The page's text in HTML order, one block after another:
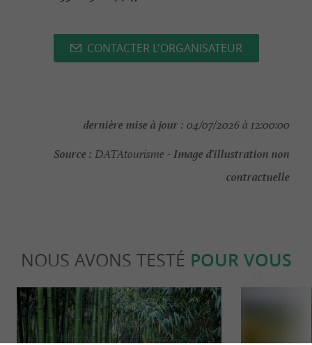
CONTACTER L'ORGANISATEUR
dernière mise à jour : 04/07/2026 à 12:00:00
Source : DATAtourisme -Image d'illustration non
contractuelle
NOUS AVONS TESTÉ POUR VOUS